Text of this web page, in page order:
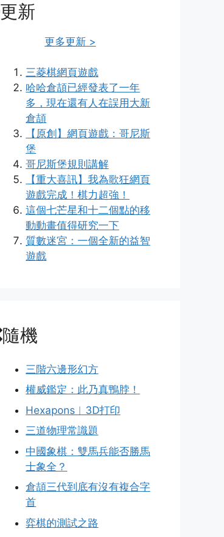
更新
更多更新 >
三菱棋網頁遊戲
哈哈倉頡已經發表了一年
多，現在還有人在誤用大新
倉頡
【原創】網頁遊戲：哥尼斯
堡
哥尼斯堡規則講解
【重大喜訊】我為歌狂網頁
遊戲完成！棋力超強！
這個七芒星和十二個點的移
動動畫值得研究一下
質數迷宮：一個全新的益智
遊戲
隨機
三階六邊形幻方
權威鑑定：此乃真鴨脖！
Hexapons︱3D打印
三道物理常識題
中國象棋：雙馬兵能否勝馬
士象全？
倉頡三代到底有沒有複合字
首
弈棋的測試之路